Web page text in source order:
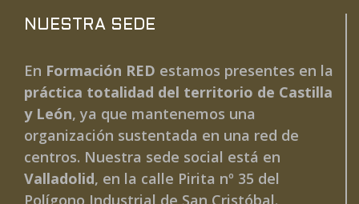
NUESTRA SEDE
En Formación RED estamos presentes en la
práctica totalidad del territorio de Castilla
y León, ya que mantenemos una
organización sustentada en una red de
centros. Nuestra sede social está en
Valladolid, en la calle Pirita nº 35 del
Polígono Industrial de San Cristóbal.